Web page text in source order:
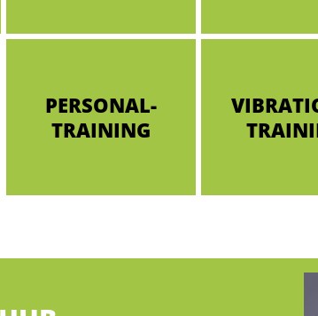
PERSONAL-
TRAINING